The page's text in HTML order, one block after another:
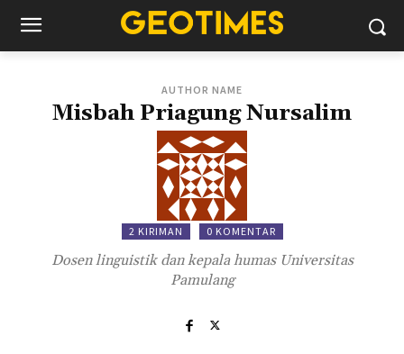
AUTHOR NAME
Misbah Priagung Nursalim
2 KIRIMAN 0 KOMENTAR
Dosen linguistik dan kepala humas Universitas
Pamulang